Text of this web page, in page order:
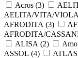
Acros (3)
AELITA/VITA/
AFRODITA (3)
AFRODITA/
ALISA (2)
ASSOL (4)